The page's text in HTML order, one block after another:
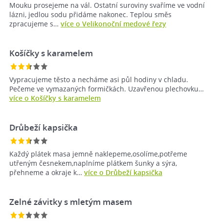
Mouku prosejeme na vál. Ostatní suroviny svaříme ve vodní
lázni, jedlou sodu přidáme nakonec. Teplou směs
zpracujeme s… více o Velikonoční medové řezy
Košíčky s karamelem
Vypracujeme těsto a necháme asi půl hodiny v chladu.
Pečeme ve vymazaných formičkách. Uzavřenou plechovku…
více o Košíčky s karamelem
Drůbeží kapsička
Každý plátek masa jemně naklepeme,osolíme,potřeme
utřeným česnekem,naplníme plátkem šunky a sýra,
přehneme a okraje k… více o Drůbeží kapsička
Zelné závitky s mletým masem